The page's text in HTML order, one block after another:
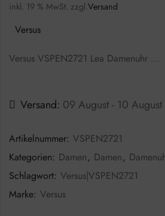
inkl. 19 % MwSt. zzgl.Versand
Versus
Versus VSPEN2721 Lea Damenuhr …
Versand: 09 August - 10 August
Artikelnummer: VSPEN2721
Kategorien: Damen, Damen,
Schlagwort: Versus|VSPEN2721
Marke: Versus